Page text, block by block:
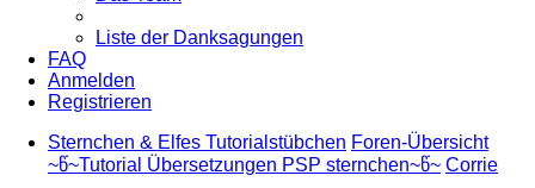
Liste der Danksagungen
FAQ
Anmelden
Registrieren
Sternchen & Elfes Tutorialstübchen Foren-Übersicht
~წ~Tutorial Übersetzungen PSP sternchen~წ~ Corrie